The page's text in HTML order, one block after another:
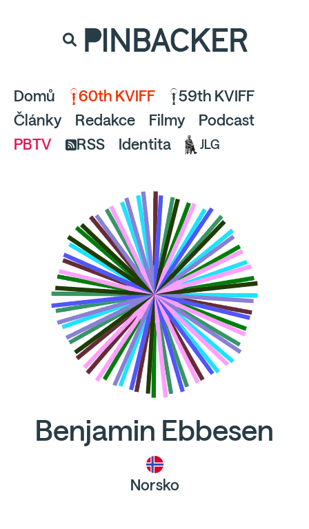
a pusťte se do čtení.
PINBACKER
Domů 60th KVIFF
59th KVIFF
Články
Redakce Filmy
Podcast
PBTV
RSS Identita JLG
Benjamin Ebbesen
Norsko